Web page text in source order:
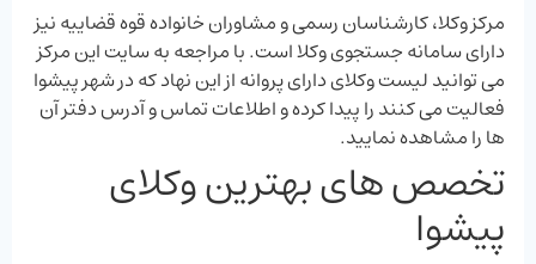
مرکز وکلا، کارشناسان رسمی و مشاوران خانواده قوه قضاییه نیز
دارای سامانه جستجوی وکلا است. با مراجعه به سایت این مرکز
می ‌توانید لیست وکلای دارای پروانه از این نهاد که در شهر پیشوا
فعالیت می‌ کنند را پیدا کرده و اطلاعات تماس و آدرس دفتر آن‌
ها را مشاهده نمایید.
تخصص های بهترین وکلای
پیشوا